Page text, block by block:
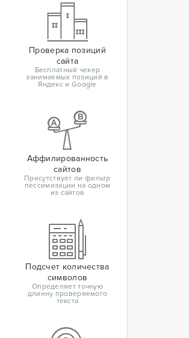
Проверка позиций
сайта
Бесплатный чекер
занимаемых позиций в
Яндекс и Google
Аффилированность
сайтов
Присутствует ли фильтр
пессимизации на одном
из сайтов
Подсчет количества
символов
Определяет точную
длинну проверяемого
текста